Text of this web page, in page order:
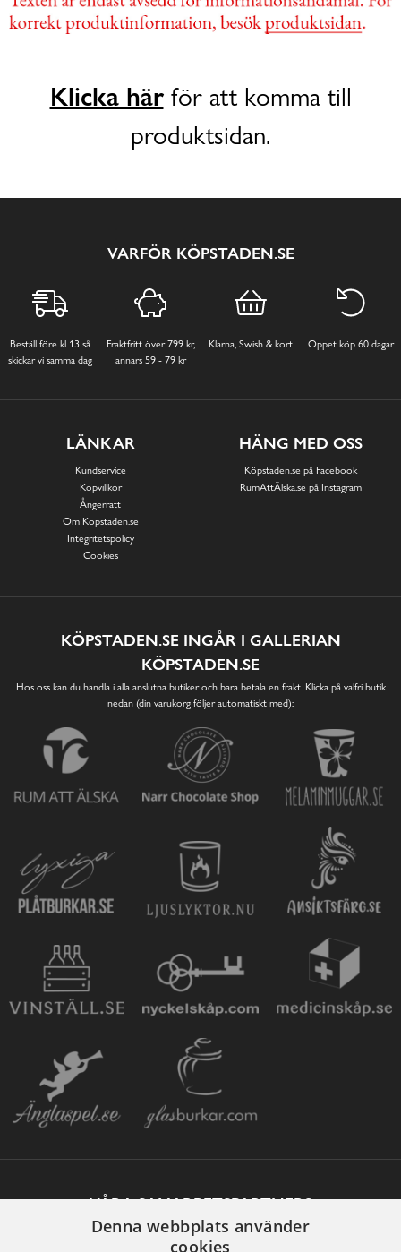
Klicka härför att komma till
produktsidan.
VARFÖR KÖPSTADEN.SE
Beställ före kl 13 så
skickar vi samma dag
Fraktfritt över 799 kr,
annars 59 - 79 kr
Klarna, Swish & kort Öppet köp 60 dagar
LÄNKAR
Kundservice
Köpvillkor
Ångerrätt
Om Köpstaden.se
Integritetspolicy
Cookies
HÄNG MED OSS
Köpstaden.se på Facebook
RumAttÄlska.se på Instagram
KÖPSTADEN.SE INGÅR I GALLERIAN
KÖPSTADEN.SE
Hos oss kan du handla i alla anslutna butiker och bara betala en frakt. Klicka på valfri butik
nedan (din varukorg följer automatiskt med):
VÅRA SAMARBETSPARTNERS
Denna webbplats använder
cookies